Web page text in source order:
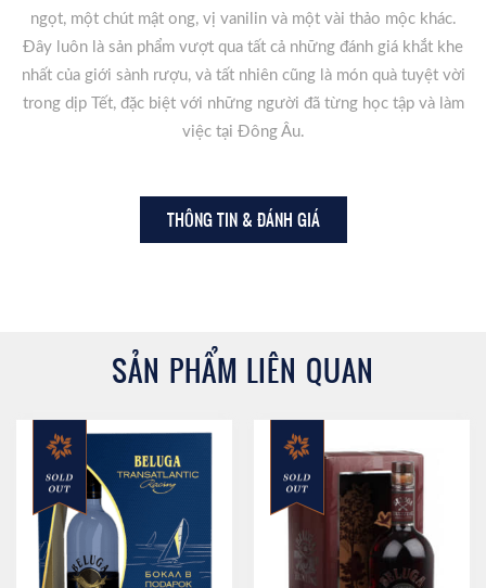
ngọt, một chút mật ong, vị vanilin và một vài thảo mộc khác.
Đây luôn là sản phẩm vượt qua tất cả những đánh giá khắt khe
nhất của giới sành rượu, và tất nhiên cũng là món quà tuyệt vời
trong dịp Tết, đặc biệt với những người đã từng học tập và làm
việc tại Đông Âu.
THÔNG TIN & ĐÁNH GIÁ
SẢN PHẨM LIÊN QUAN